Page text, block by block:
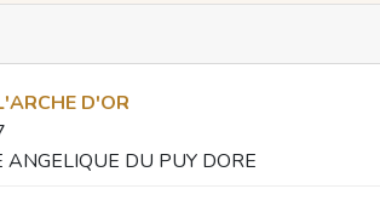
D'OR
DU PUY DORE